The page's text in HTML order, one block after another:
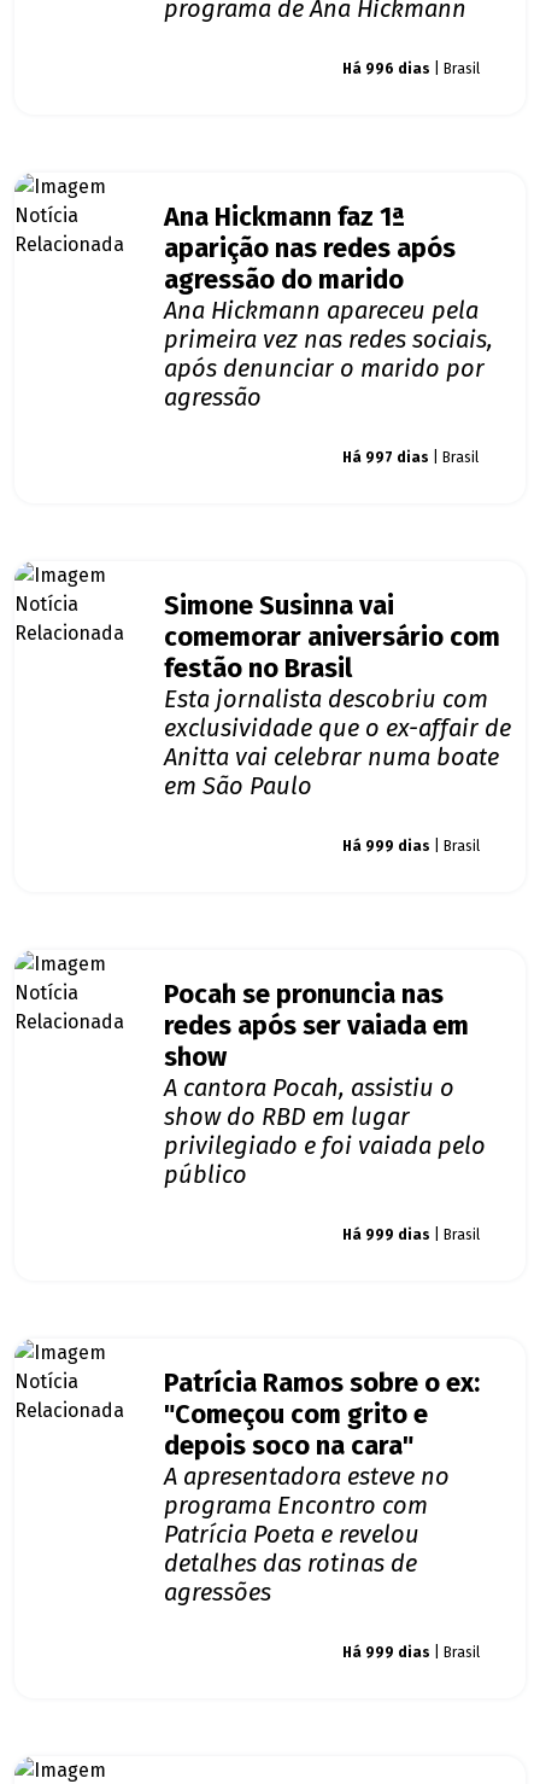
programa de Ana Hickmann
Há 996 dias | Brasil
Ana Hickmann faz 1ª
aparição nas redes após
agressão do marido
Ana Hickmann apareceu pela
primeira vez nas redes sociais,
após denunciar o marido por
agressão
Há 997 dias | Brasil
Simone Susinna vai
comemorar aniversário com
festão no Brasil
Esta jornalista descobriu com
exclusividade que o ex-affair de
Anitta vai celebrar numa boate
em São Paulo
Há 999 dias | Brasil
Pocah se pronuncia nas
redes após ser vaiada em
show
A cantora Pocah, assistiu o
show do RBD em lugar
privilegiado e foi vaiada pelo
público
Há 999 dias | Brasil
Patrícia Ramos sobre o ex:
"Começou com grito e
depois soco na cara"
A apresentadora esteve no
programa Encontro com
Patrícia Poeta e revelou
detalhes das rotinas de
agressões
Há 999 dias | Brasil